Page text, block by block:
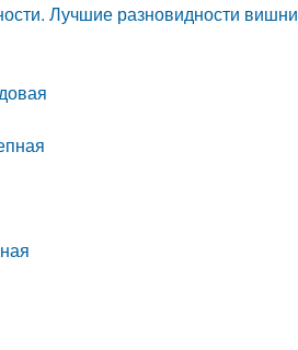
Лучшие разновидности вишни